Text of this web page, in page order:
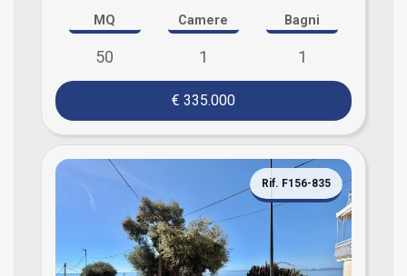
MQ
50
Camere
1
Bagni
1
€ 335.000
Rif. F156-835